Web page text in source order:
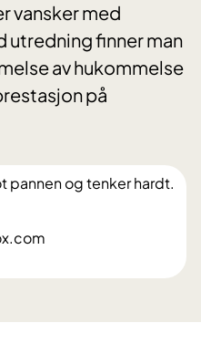
vansker med
utredning finner man
av hukommelse
på